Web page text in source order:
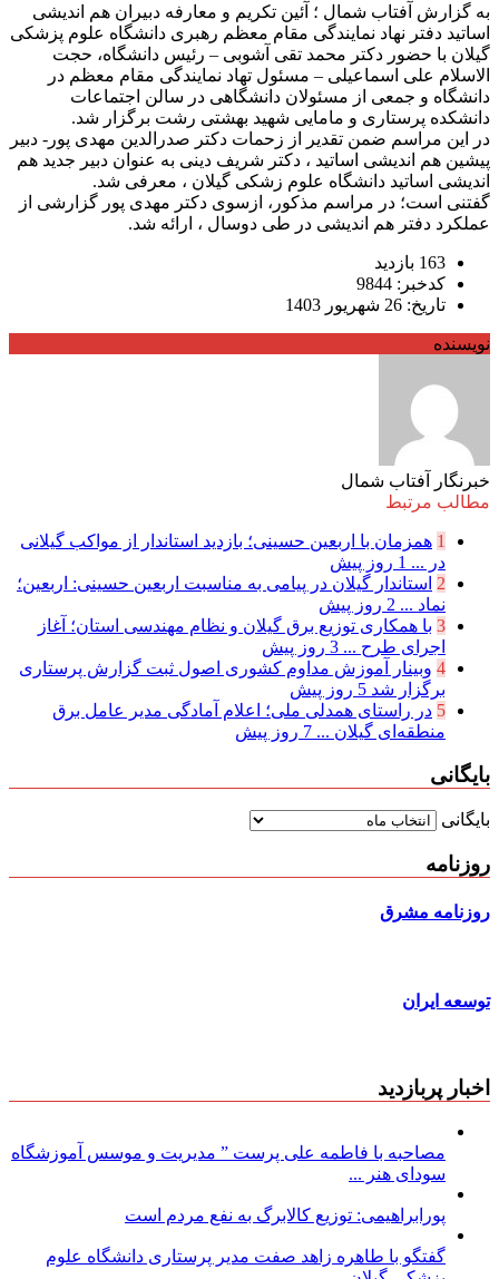
به گزارش آفتاب شمال ؛ آئین تکریم و معارفه دبیران هم اندیشی
اساتید دفتر نهاد نمایندگی مقام معظم رهبری دانشگاه علوم پزشکی
گیلان با حضور دکتر محمد تقی آشوبی – رئیس دانشگاه، حجت
الاسلام علی اسماعیلی – مسئول تهاد نمایندگی مقام معظم در
دانشگاه و جمعی از مسئولان دانشگاهی در سالن اجتماعات
دانشکده پرستاری و مامایی شهید بهشتی رشت برگزار شد.
در این مراسم ضمن تقدیر از زحمات دکتر صدرالدین مهدی پور- دبیر
پیشین هم اندیشی اساتید ، دکتر شریف دینی به عنوان دبیر جدید هم
اندیشی اساتید دانشگاه علوم زشکی گیلان ، معرفی شد.
گفتنی است؛ در مراسم مذکور، ازسوی دکتر مهدی پور گزارشی از
عملکرد دفتر هم اندیشی در طی دوسال ، ارائه شد.
163 بازدید
کدخبر: 9844
تاریخ: 26 شهریور 1403
نویسنده
خبرنگار آفتاب شمال
مطالب مرتبط
1 همزمان با اربعین حسینی؛ بازدید استاندار از مواکب گیلانی
در ... 1 روز پیش
2 استاندار گیلان در پیامی به مناسبت اربعین حسینی: اربعین؛
نماد ... 2 روز پیش
3 با همکاری توزیع برق گیلان و نظام مهندسی استان؛ آغاز
اجرای طرح ... 3 روز پیش
4 وبینار آموزش مداوم کشوری اصول ثبت گزارش پرستاری
برگزار شد 5 روز پیش
5 در راستای همدلی ملی؛ اعلام آمادگی مدیر عامل برق
منطقه‌ای گیلان ... 7 روز پیش
بایگانی
بایگانی
روزنامه
روزنامه مشرق
توسعه ایران
اخبار پربازدید
مصاحبه با فاطمه علی پرست ” مدیریت و موسس آموزشگاه
سودای هنر ...
پورابراهیمی: توزیع کالابرگ به نفع مردم است
گفتگو با طاهره زاهد صفت مدیر پرستاری دانشگاه علوم